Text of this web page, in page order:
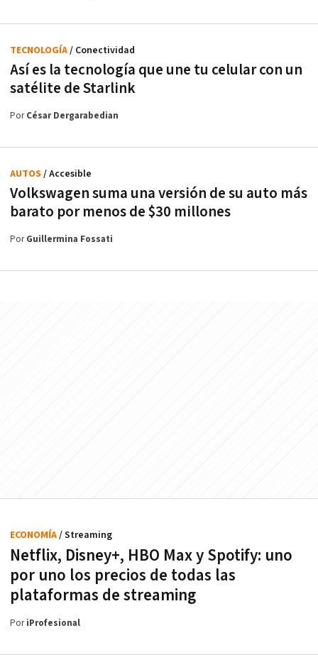
Así es la tecnología que une tu celular con un
satélite de Starlink
TECNOLOGÍA/ Conectividad
PorCésar Dergarabedian
Volkswagen suma una versión de su auto más
barato por menos de $30 millones
AUTOS / Accesible
PorGuillermina Fossati
Netflix, Disney+, HBO Max y Spotify: uno
por uno los precios de todas las
plataformas de streaming
ECONOMÍA/ Streaming
PoriProfesional